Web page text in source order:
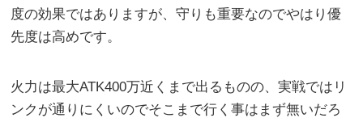
度の効果ではありますが、守りも重要なのでやはり優
先度は高めです。
火力は最大ATK400万近くまで出るものの、実戦ではリ
ンクが通りにくいのでそこまで行く事はまず無いだろ